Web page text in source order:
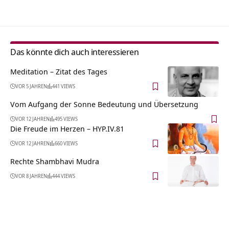
Das könnte dich auch interessieren
Meditation – Zitat des Tages
VOR 5 JAHREN 441 VIEWS
Vom Aufgang der Sonne Bedeutung und Übersetzung
VOR 12 JAHREN 495 VIEWS
Die Freude im Herzen – HYP.IV.81
VOR 12 JAHREN 660 VIEWS
Rechte Shambhavi Mudra
VOR 8 JAHREN 444 VIEWS